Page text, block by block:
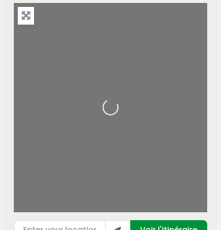
Loading...
Enter your location